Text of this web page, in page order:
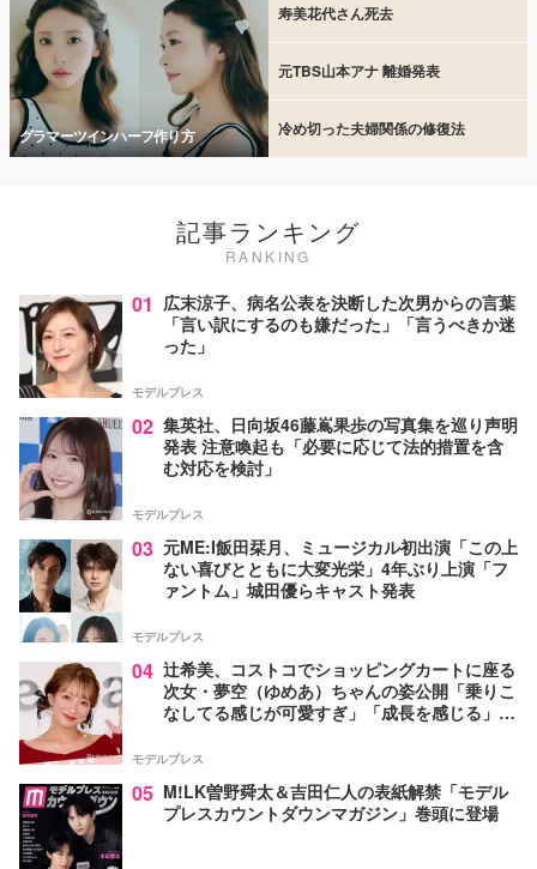
グラマーツインハーフ作り方
寿美花代さん死去
元TBS山本アナ 離婚発表
冷め切った夫婦関係の修復法
記事ランキング
RANKING
01 広末涼子、病名公表を決断した次男からの言葉
「言い訳にするのも嫌だった」「言うべきか迷
った」
モデルプレス
02 集英社、日向坂46藤嶌果歩の写真集を巡り声明
発表 注意喚起も「必要に応じて法的措置を含
む対応を検討」
モデルプレス
03 元ME:I飯田栞月、ミュージカル初出演「この上
ない喜びとともに大変光栄」4年ぶり上演「フ
ァントム」城田優らキャスト発表
モデルプレス
04 辻希美、コストコでショッピングカートに座る
次女・夢空（ゆめあ）ちゃんの姿公開「乗りこ
なしてる感じが可愛すぎ」「成長を感じる」の
モデルプレス
05 M!LK曽野舜太＆吉田仁人の表紙解禁「モデル
プレスカウントダウンマガジン」巻頭に登場